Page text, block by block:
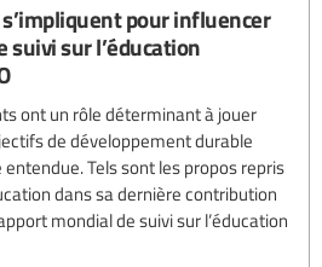
s’impliquent pour influencer
suivi sur l’éducation
ont un rôle déterminant à jouer
de développement durable
Tels sont les propos repris
dans sa dernière contribution
mondial de suivi sur l’éducation